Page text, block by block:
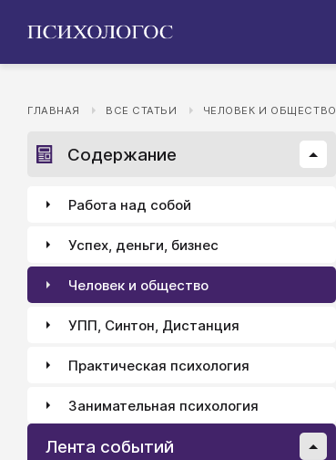
ГЛАВНАЯ ВСЕ СТАТЬИ ЧЕЛОВЕК И ОБЩЕСТВО
Содержание
Работа над собой
Успех, деньги, бизнес
Человек и общество
УПП, Синтон, Дистанция
Практическая психология
Занимательная психология
Лента событий